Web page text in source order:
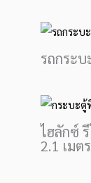
รถกระบ
ไฮลักซ์
2.1 เม